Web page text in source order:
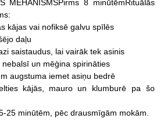
MEHANISMSPirms 8 minūtēmRituālās
kājas vai nofiksē galvu spīlēs
daļu
saistaudus, lai vairāk tek asinis
nebalsī un mēģina spirināties
augstuma iemet asiņu bedrē
kājās, mauro un klumburē pa
šo
25 minūtēm, pēc drausmīgām mokām.